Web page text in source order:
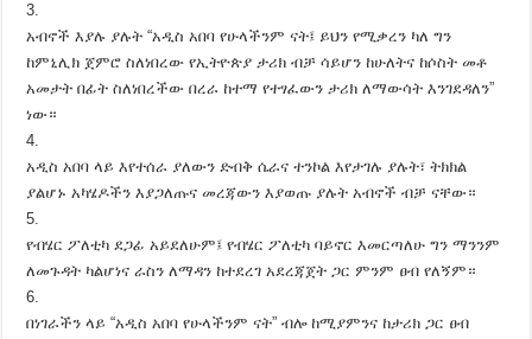
3.
አብኖች እያሉ ያሉት “አዲስ አበባ የሁላችንም ናት፤ ይህን የሚቃረን ካለ ግን
ከምኒሊክ ጀምሮ ስለነበረው የኢትዮጵያ ታሪክ ብቻ ሳይሆን ከሁለትና ከሶስት መቶ
አመታት በፊት ስለነበረችው በረራ ከተማ የተፃፈውን ታሪክ ለማውሳት እንገደዳለን”
ነው።
4.
አዲስ አበባ ላይ እየተሰራ ያለውን ድብቅ ሴራና ተንኮል እየታገሉ ያሉት፣ ትክክል
ያልሆኑ አካሄዶችን እያጋለጡና መረጃውን እያወጡ ያሉት አብኖች ብቻ ናቸው።
5.
የብሄር ፖለቲካ ደጋፊ አይደለሁም፤ የብሄር ፖለቲካ ባይኖር እመርጣለሁ ግን ማንንም
ለመጉዳት ካልሆነና ራስን ለማዳን ከተደረገ አደረጃጀት ጋር ምንም ፀብ የለኝም።
6.
በነገራችን ላይ “አዲስ አበባ የሁላችንም ናት” ብሎ ከሚያምንና ከታሪክ ጋር ፀብ